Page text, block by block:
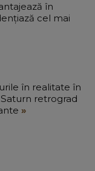
în
cel mai
în realitate în
retrograd